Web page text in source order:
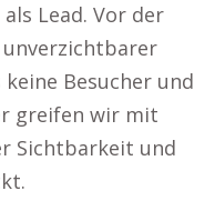
Lead. Vor der
Besucher und
greifen wir mit
Sichtbarkeit und